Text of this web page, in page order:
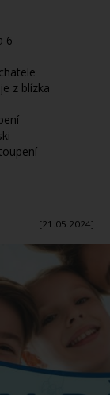
6
z blízka
[21.05.2024]